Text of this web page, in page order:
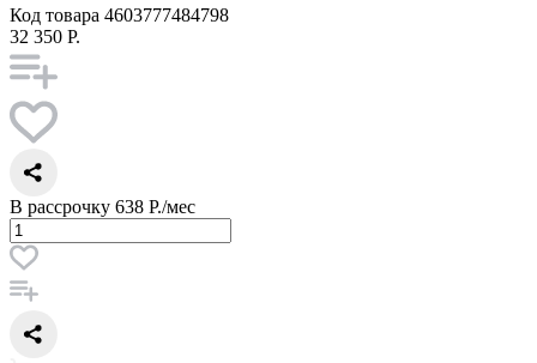
Код товара 4603777484798
32 350 Р.
В рассрочку 638 Р./мес